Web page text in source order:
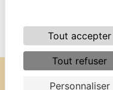
Tout accepter
Tout refuser
Personnaliser
of your post-mortem data.
email. You may be asked
period of contact and then
probationary and litigation